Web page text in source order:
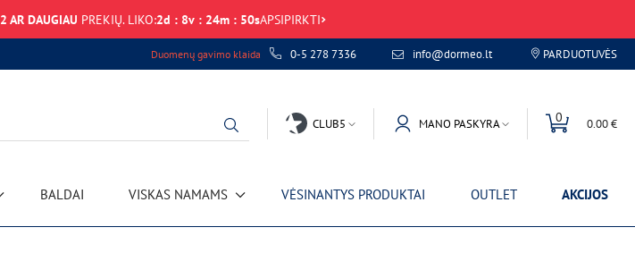
2 AR DAUGIAU PREKIŲ. LIKO:2d : 8v : 24m : 50sAPSIPIRKTI
Duomenų gavimo klaida 0-5 278 7336 info@dormeo.lt PARDUOTUVĖS
CLUB5 MANO PASKYRA 0 0.00 €
BALDAI VISKAS NAMAMS VĖSINANTYS PRODUKTAI OUTLET AKCIJOS